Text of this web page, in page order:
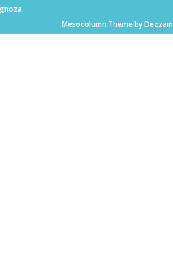
Mesocolumn Theme by Dezzain